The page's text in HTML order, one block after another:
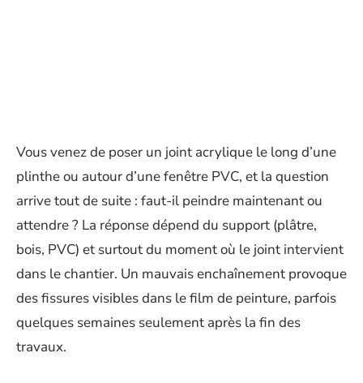
Vous venez de poser un joint acrylique le long d’une
plinthe ou autour d’une fenêtre PVC, et la question
arrive tout de suite : faut-il peindre maintenant ou
attendre ? La réponse dépend du support (plâtre,
bois, PVC) et surtout du moment où le joint intervient
dans le chantier. Un mauvais enchaînement provoque
des fissures visibles dans le film de peinture, parfois
quelques semaines seulement après la fin des
travaux.